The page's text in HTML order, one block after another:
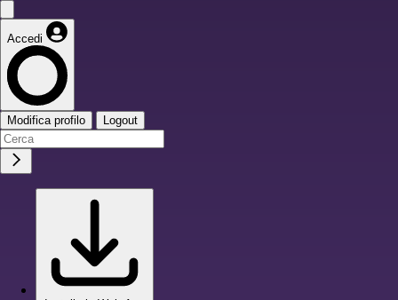
Accedi
Modifica profilo Logout